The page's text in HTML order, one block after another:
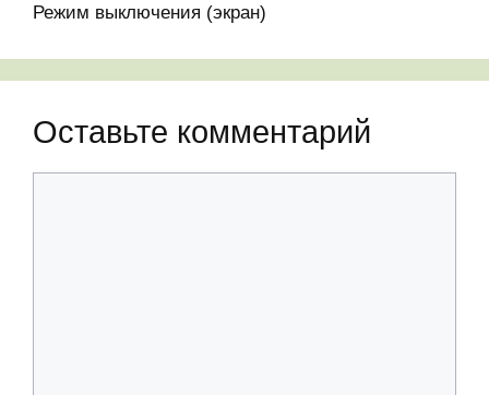
Режим выключения (экран)
Оставьте комментарий